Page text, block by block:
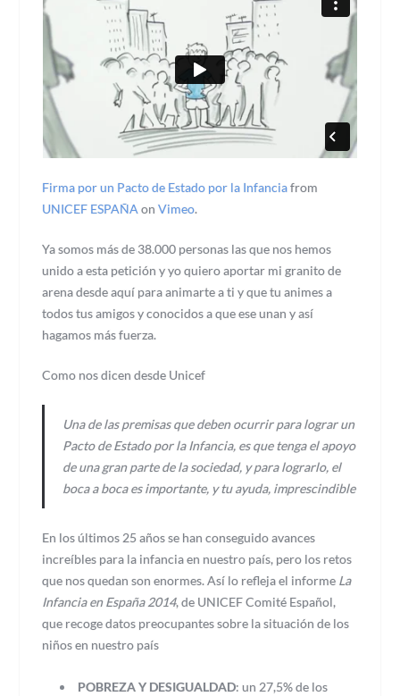
Firma por un Pacto de Estado por la Infanciafrom
UNICEF ESPAÑAonVimeo.
Ya somos más de 38.000 personas las que nos hemos
unido a esta petición y yo quiero aportar mi granito de
arena desde aquí para animarte a ti y que tu animes a
todos tus amigos y conocidos a que ese unan y así
hagamos más fuerza.
Como nos dicen desde Unicef
Una de las premisas que deben ocurrir para lograr un
Pacto de Estado por la Infancia, es que tenga el apoyo
de una gran parte de la sociedad, y para lograrlo, el
boca a boca es importante, y tu ayuda, imprescindible
En los últimos 25 años se han conseguido avances
increíbles para la infancia en nuestro país, pero los retos
que nos quedan son enormes. Así lo refleja el informe La
Infancia en España 2014, de UNICEF Comité Español,
que recoge datos preocupantes sobre la situación de los
niños en nuestro país
POBREZA Y DESIGUALDAD: un 27,5% de los